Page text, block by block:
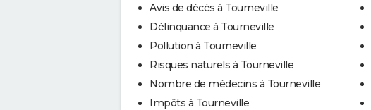
Avis de décès à Tourneville
Délinquance à Tourneville
Pollution à Tourneville
Risques naturels à Tourneville
Nombre de médecins à Tourneville
Impôts à Tourneville